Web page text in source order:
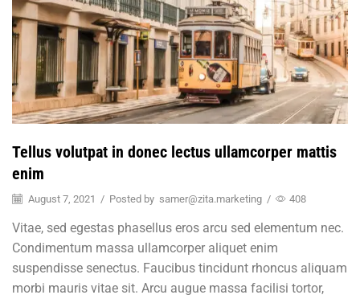
Tellus volutpat in donec lectus ullamcorper mattis
enim
August 7, 2021 / Posted by samer@zita.marketing / 408
Vitae, sed egestas phasellus eros arcu sed elementum nec.
Condimentum massa ullamcorper aliquet enim
suspendisse senectus. Faucibus tincidunt rhoncus aliquam
morbi mauris vitae sit. Arcu augue massa facilisi tortor,